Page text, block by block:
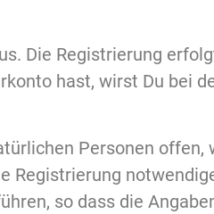
Die Registrierung
hast, wirst Du bei
Personen offen,
Registrierung
so dass die